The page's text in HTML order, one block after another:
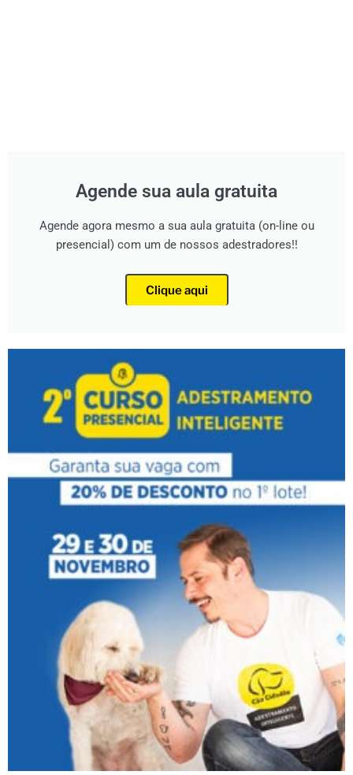
Agende sua aula gratuita
Agende agora mesmo a sua aula gratuita (on-line ou
presencial) com um de nossos adestradores!!
Clique aqui